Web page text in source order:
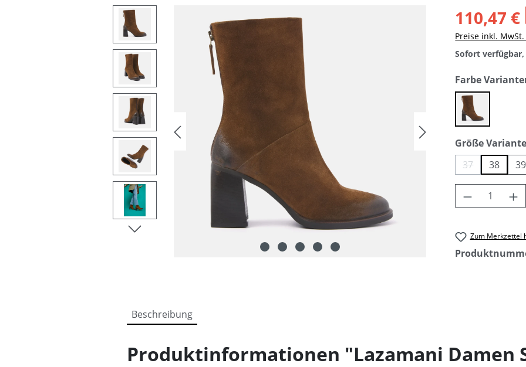
Bildergalerie überspringen 110,47 €
Preise inkl.
Sofort
Farbe
cuoio
Größe
37(Diese Option
38 39
Produkt
Zum Merkzettel
Beschreibung
Produktinformationen "Lazamani Damen